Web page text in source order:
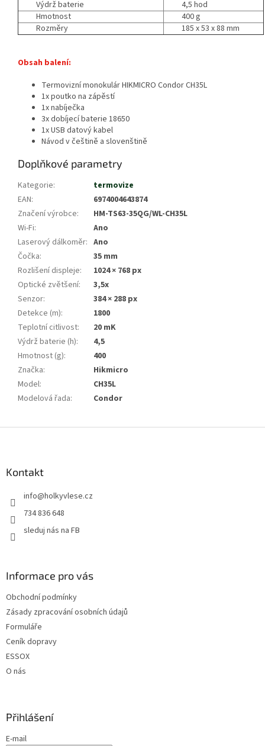
Výdrž baterie
4,5 hod
Hmotnost
400 g
Rozměry
185 x 53 x 88 mm
Obsah balení:
Termovizní monokulár HIKMICRO Condor CH35L
1x poutko na zápěstí
1x nabíječka
3x dobíjecí baterie 18650
1x USB datový kabel
Návod v češtině a slovenštině
Doplňkové parametry
Kategorie:
termovize
EAN:
6974004643874
Značení výrobce:
HM-TS63-35QG/WL-CH35L
Wi-Fi:
Ano
Laserový dálkoměr: Ano
Čočka:
35 mm
Rozlišení displeje:
1024 × 768 px
Optické zvětšení:
3,5x
Senzor:
384 × 288 px
Detekce (m):
1800
Teplotní citlivost:
20 mK
Výdrž baterie (h):
4,5
Hmotnost (g):
400
Značka:
Hikmicro
Model:
CH35L
Modelová řada: Condor
Kontakt
info@holkyvlese.cz
734 836 648
sleduj nás na FB
Informace pro vás
Obchodní podmínky
Zásady zpracování osobních údajů
Formuláře
Ceník dopravy
ESSOX
O nás
Přihlášení
E-mail